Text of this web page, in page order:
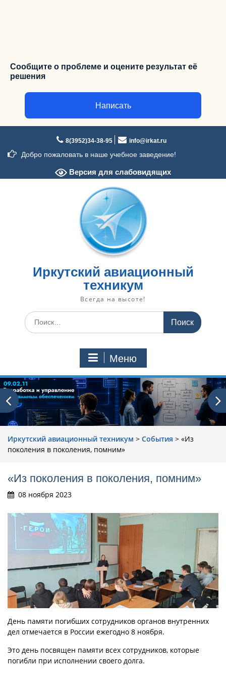
Сообщите о проблеме и оцените результат её
решения
Написать
содержимому
8(3952)34-38-95 info@irkat.ru
Добро пожаловать в наше учебное заведение!
Версия для слабовидящих
Иркутский авиационный
техникум
Всегда на высоте!
Искать:
Меню
Иркутский авиационный техникум > События > «Из
поколения в поколения, помним»
«Из поколения в поколения, помним»
08 ноября 2023
День памяти погибших сотрудников органов внутренних
дел отмечается в России ежегодно 8 ноября.
Это день посвящен памяти всех сотрудников, которые
погибли при исполнении своего долга.